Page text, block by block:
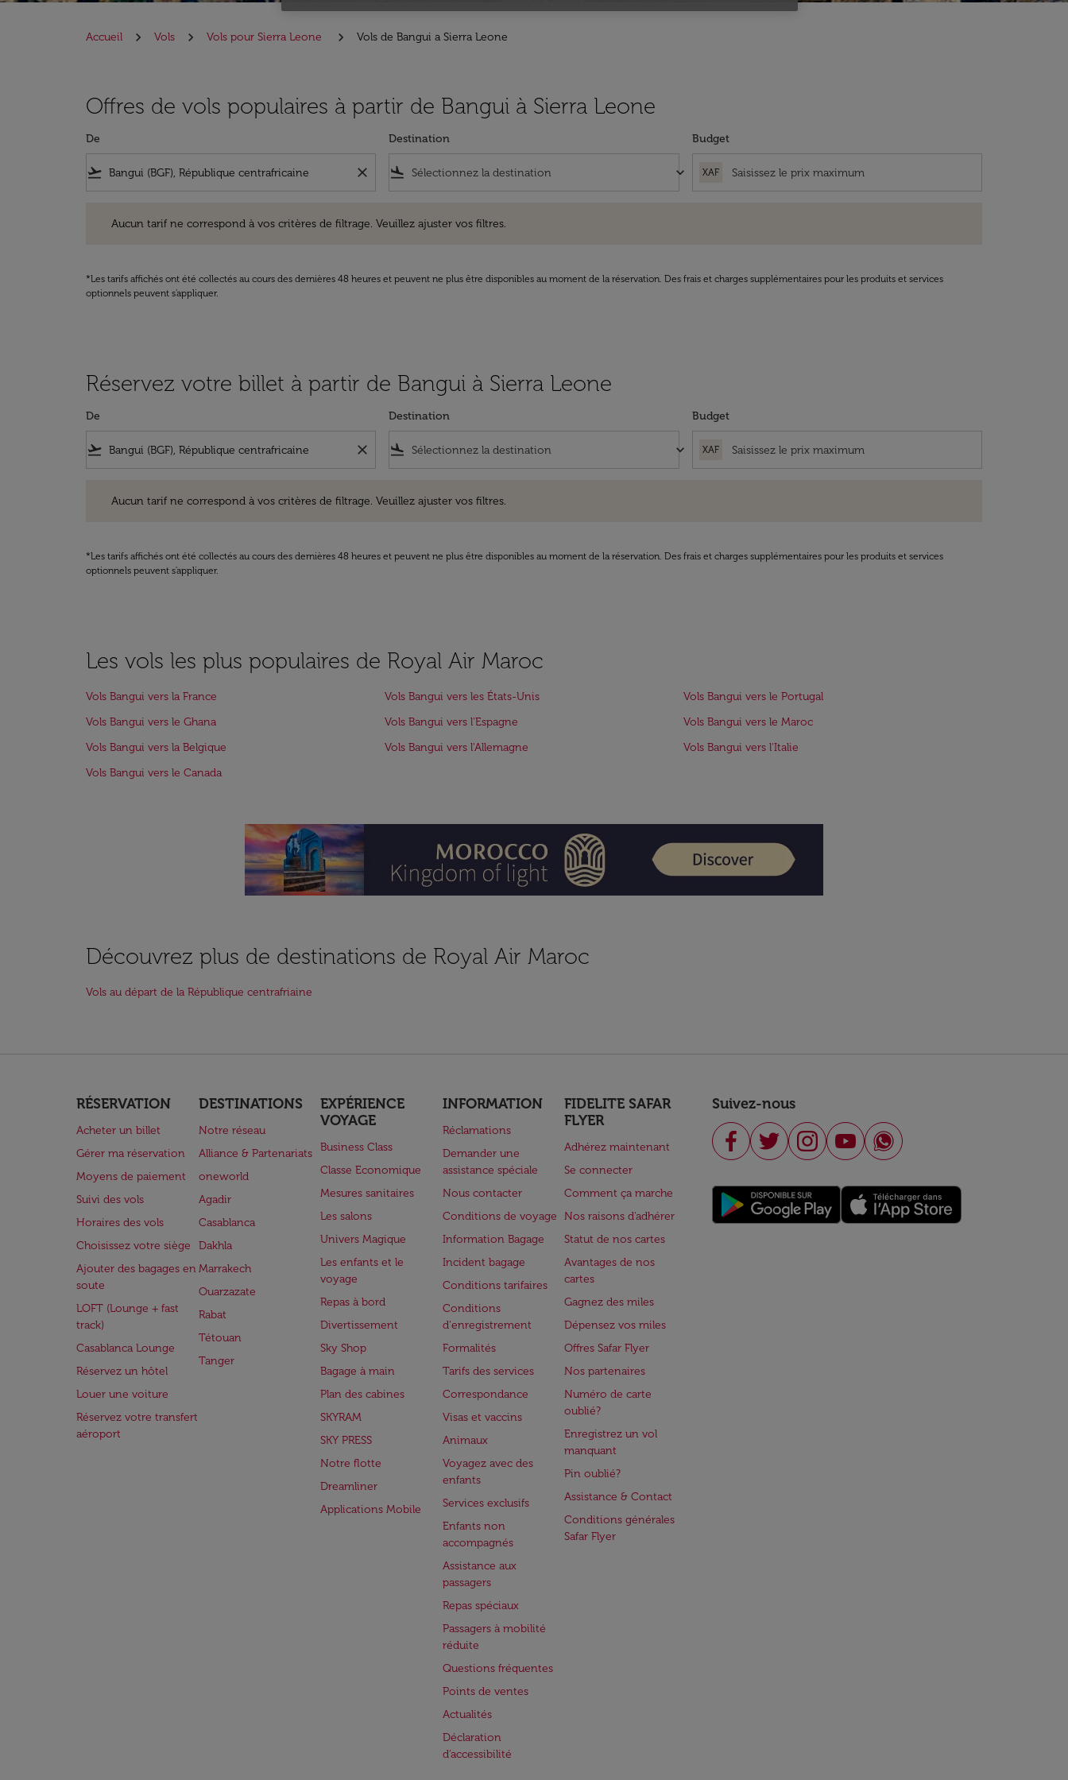
Accueil Vols Vols pour Sierra Leone Vols de Bangui a Sierra Leone
Offres de vols populaires à partir de Bangui à Sierra Leone
De
flight_takeoff close
Destination
flight_land keyboard_arrow_down
Budget
XAF
Aucun tarif ne correspond à vos critères de filtrage. Veuillez ajuster vos filtres.
*Les tarifs affichés ont été collectés au cours des dernières 48 heures et peuvent ne plus être disponibles au moment de la réservation. Des frais et charges supplémentaires pour les produits et services
optionnels peuvent s'appliquer.
Réservez votre billet à partir de Bangui à Sierra Leone
De
flight_takeoff close
Destination
flight_land keyboard_arrow_down
Budget
XAF
Aucun tarif ne correspond à vos critères de filtrage. Veuillez ajuster vos filtres.
*Les tarifs affichés ont été collectés au cours des dernières 48 heures et peuvent ne plus être disponibles au moment de la réservation. Des frais et charges supplémentaires pour les produits et services
optionnels peuvent s'appliquer.
Les vols les plus populaires de Royal Air Maroc
Vols Bangui vers la France Vols Bangui vers les États-Unis
Vols Bangui vers le Portugal
Vols Bangui vers le Ghana
Vols Bangui vers l'Espagne
Vols Bangui vers le Maroc
Vols Bangui vers la Belgique
Vols Bangui vers l'Allemagne
Vols Bangui vers l'Italie
Vols Bangui vers le Canada
Découvrez plus de destinations de Royal Air Maroc
Vols au départ de la République centrafriaine
RÉSERVATION
Acheter un billet
Gérer ma réservation
Moyens de paiement
Suivi des vols
Horaires des vols
Choisissez votre siège
Ajouter des bagages en
soute
LOFT (Lounge + fast
track)
Casablanca Lounge
Réservez un hôtel
Louer une voiture
Réservez votre transfert
aéroport
DESTINATIONS
Notre réseau
Alliance & Partenariats
oneworld
Agadir
Casablanca
Dakhla
Marrakech
Ouarzazate
Rabat
Tétouan
Tanger
EXPÉRIENCE
VOYAGE
Business Class
Classe Economique
Mesures sanitaires
Les salons
Univers Magique
Les enfants et le
voyage
Repas à bord
Divertissement
Sky Shop
Bagage à main
Plan des cabines
SKYRAM
SKY PRESS
Notre flotte
Dreamliner
Applications Mobile
INFORMATION
Réclamations
Demander une
assistance spéciale
Nous contacter
Conditions de voyage
Information Bagage
Incident bagage
Conditions tarifaires
Conditions
d'enregistrement
Formalités
Tarifs des services
Correspondance
Visas et vaccins
Animaux
Voyagez avec des
enfants
Services exclusifs
Enfants non
accompagnés
Assistance aux
passagers
Repas spéciaux
Passagers à mobilité
réduite
Questions fréquentes
Points de ventes
Actualités
Déclaration
d’accessibilité
FIDELITE SAFAR
FLYER
Adhérez maintenant
Se connecter
Comment ça marche
Nos raisons d'adhérer
Statut de nos cartes
Avantages de nos
cartes
Gagnez des miles
Dépensez vos miles
Offres Safar Flyer
Nos partenaires
Numéro de carte
oublié?
Enregistrez un vol
manquant
Pin oublié?
Assistance & Contact
Conditions générales
Safar Flyer
Suivez-nous